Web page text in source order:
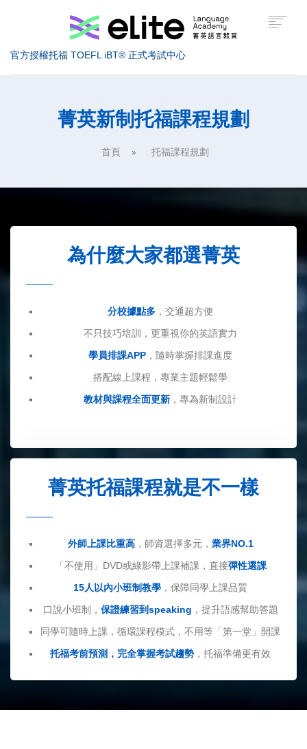
官方授權托福 TOEFL iBT® 正式考試中心
托福考試介紹
服務據點
菁英新制托福課程規劃
首頁 托福課程規劃
為什麼大家都選菁英
分校據點多 ，交通超方便
不只技巧培訓，更重視你的英語實力
學員排課APP ，隨時掌握排課進度
搭配線上課程，專業主題輕鬆學
教材與課程全面更新 ，專為新制設計
菁英托福課程就是不一樣
外師上課比重高，師資選擇多元， 業界NO.1
「不使用」DVD或綠影帶上課補課，直接彈性選課
15人以內小班制教學 ，保障同學上課品質
口說小班制， 保證練習到speaking ，提升語感幫助答題
同學可隨時上課，循環課程模式，不用等「第一堂」開課
托福考前預測，完全掌握考試趨勢 ，托福準備更有效